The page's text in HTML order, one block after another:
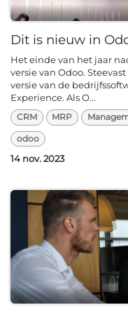
Dit is nieuw in
Het einde van het jaar
versie van Odoo.
versie van de
Experience. Als O...
CRM MRP
odoo
14 nov. 2023